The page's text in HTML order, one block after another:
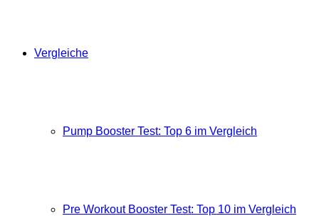
Vergleiche
Pump Booster Test: Top 6 im Vergleich
Pre Workout Booster Test: Top 10 im Vergleich